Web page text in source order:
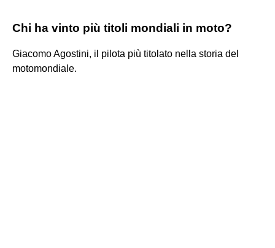
Chi ha vinto più titoli mondiali in moto?
Giacomo Agostini, il pilota più titolato nella storia del
motomondiale.